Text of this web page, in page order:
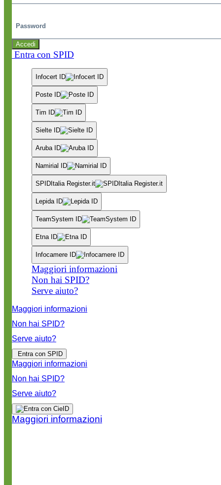
Accedi
Entra con SPID
Infocert ID
Poste ID
Tim ID
Sielte ID
Aruba ID
Namirial ID
SPIDItalia Register.it
Lepida ID
TeamSystem ID
Etna ID
Infocamere ID
Maggiori informazioni
Non hai SPID?
Serve aiuto?
Maggiori informazioni
Non hai SPID?
Serve aiuto?
Entra con SPID
Maggiori informazioni
Non hai SPID?
Serve aiuto?
Maggiori informazioni